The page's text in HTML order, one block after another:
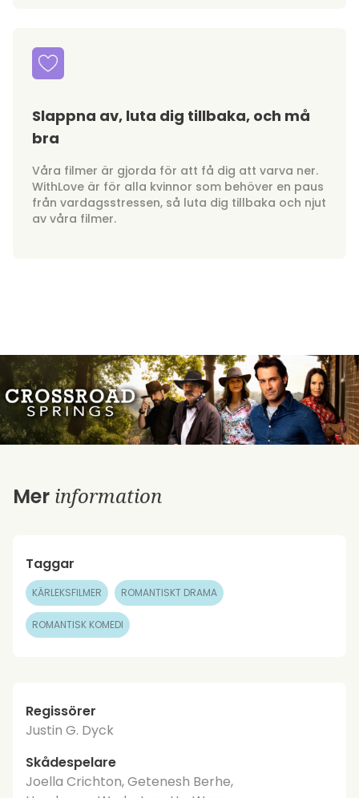
Slappna av, luta dig tillbaka, och må
bra
Våra filmer är gjorda för att få dig att varva ner.
WithLove är för alla kvinnor som behöver en paus
från vardagsstressen, så luta dig tillbaka och njut
av våra filmer.
Mer information
Taggar
KÄRLEKSFILMER ROMANTISKT DRAMA
ROMANTISK KOMEDI
Regissörer
Justin G. Dyck
Skådespelare
Joella Crichton, Getenesh Berhe,